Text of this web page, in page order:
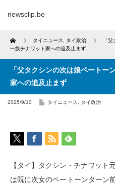
newsclip.be
Home タイニュース タイ政治
「
一族チナワット家への追及止まず
「父タクシンの次は娘ペートー
家への追及止まず
2025/9/10 タイニュース タイ政治
【タイ】タクシン・チナワット
は既に次女のペートーンターン